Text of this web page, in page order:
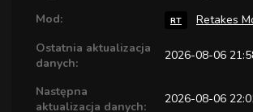
Mod:
RT
Retakes
Ostatnia aktualizacja
danych:
2026-08-06
Następna
aktualizacja danych:
2026-08-06